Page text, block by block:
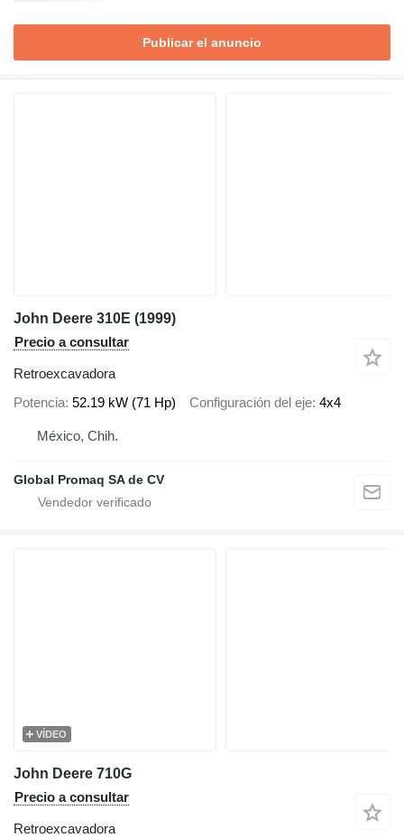
Publicar el anuncio
John Deere 310E (1999)
Precio a consultar
Retroexcavadora
Potencia 52.19 kW (71 Hp) Configuración del eje 4x4
México, Chih.
Global Promaq SA de CV
VÍDEO
John Deere 710G
Precio a consultar
Retroexcavadora